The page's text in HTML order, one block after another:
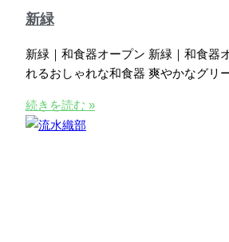
新緑
新緑｜和食器オープン 新緑｜和食器
れるおしゃれな和食器 爽やかなグリ
続きを読む »